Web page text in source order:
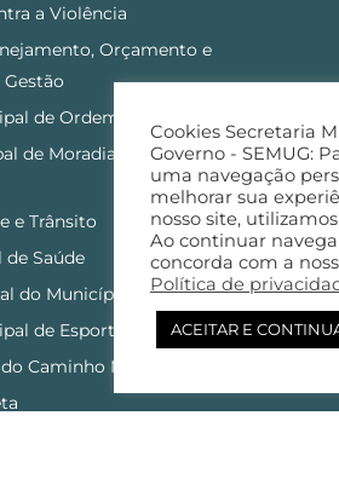
a Violência
Orçamento e
de Ordem Pública
de Moradia, Urbanização e
e Trânsito
de Saúde
do Município
de Esporte e Lazer
Caminho Niemeyer
Cookies Secretaria
Governo - SEMUG:
uma navegação
melhorar sua
nosso site,
Ao continuar
concorda com a
Política de
ACEITAR E